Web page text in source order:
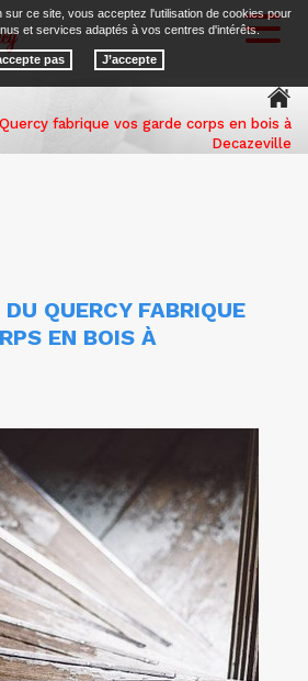
fabrique vos garde corps en bois à
Decazeville
QUERCY FABRIQUE
EN BOIS À
sur ce site, vous acceptez l'utilisation de cookies pour
et services adaptés à vos centres d'intérêts.
pas